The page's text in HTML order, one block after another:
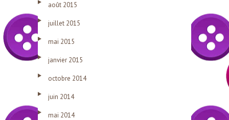
août 2015
juillet 2015
mai 2015
janvier 2015
octobre 2014
juin 2014
mai 2014